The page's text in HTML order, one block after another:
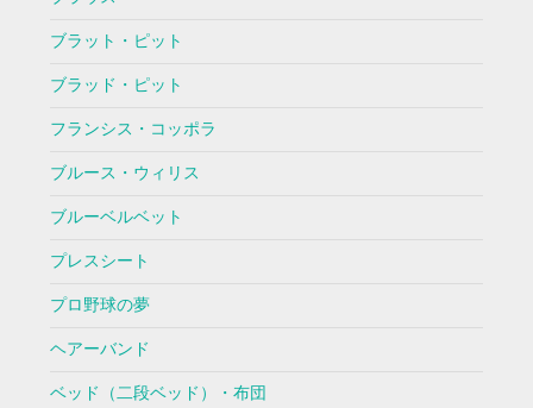
ブラット・ピット
ブラッド・ピット
フランシス・コッポラ
ブルース・ウィリス
ブルーベルベット
プレスシート
プロ野球の夢
ヘアーバンド
ベッド（二段ベッド）・布団